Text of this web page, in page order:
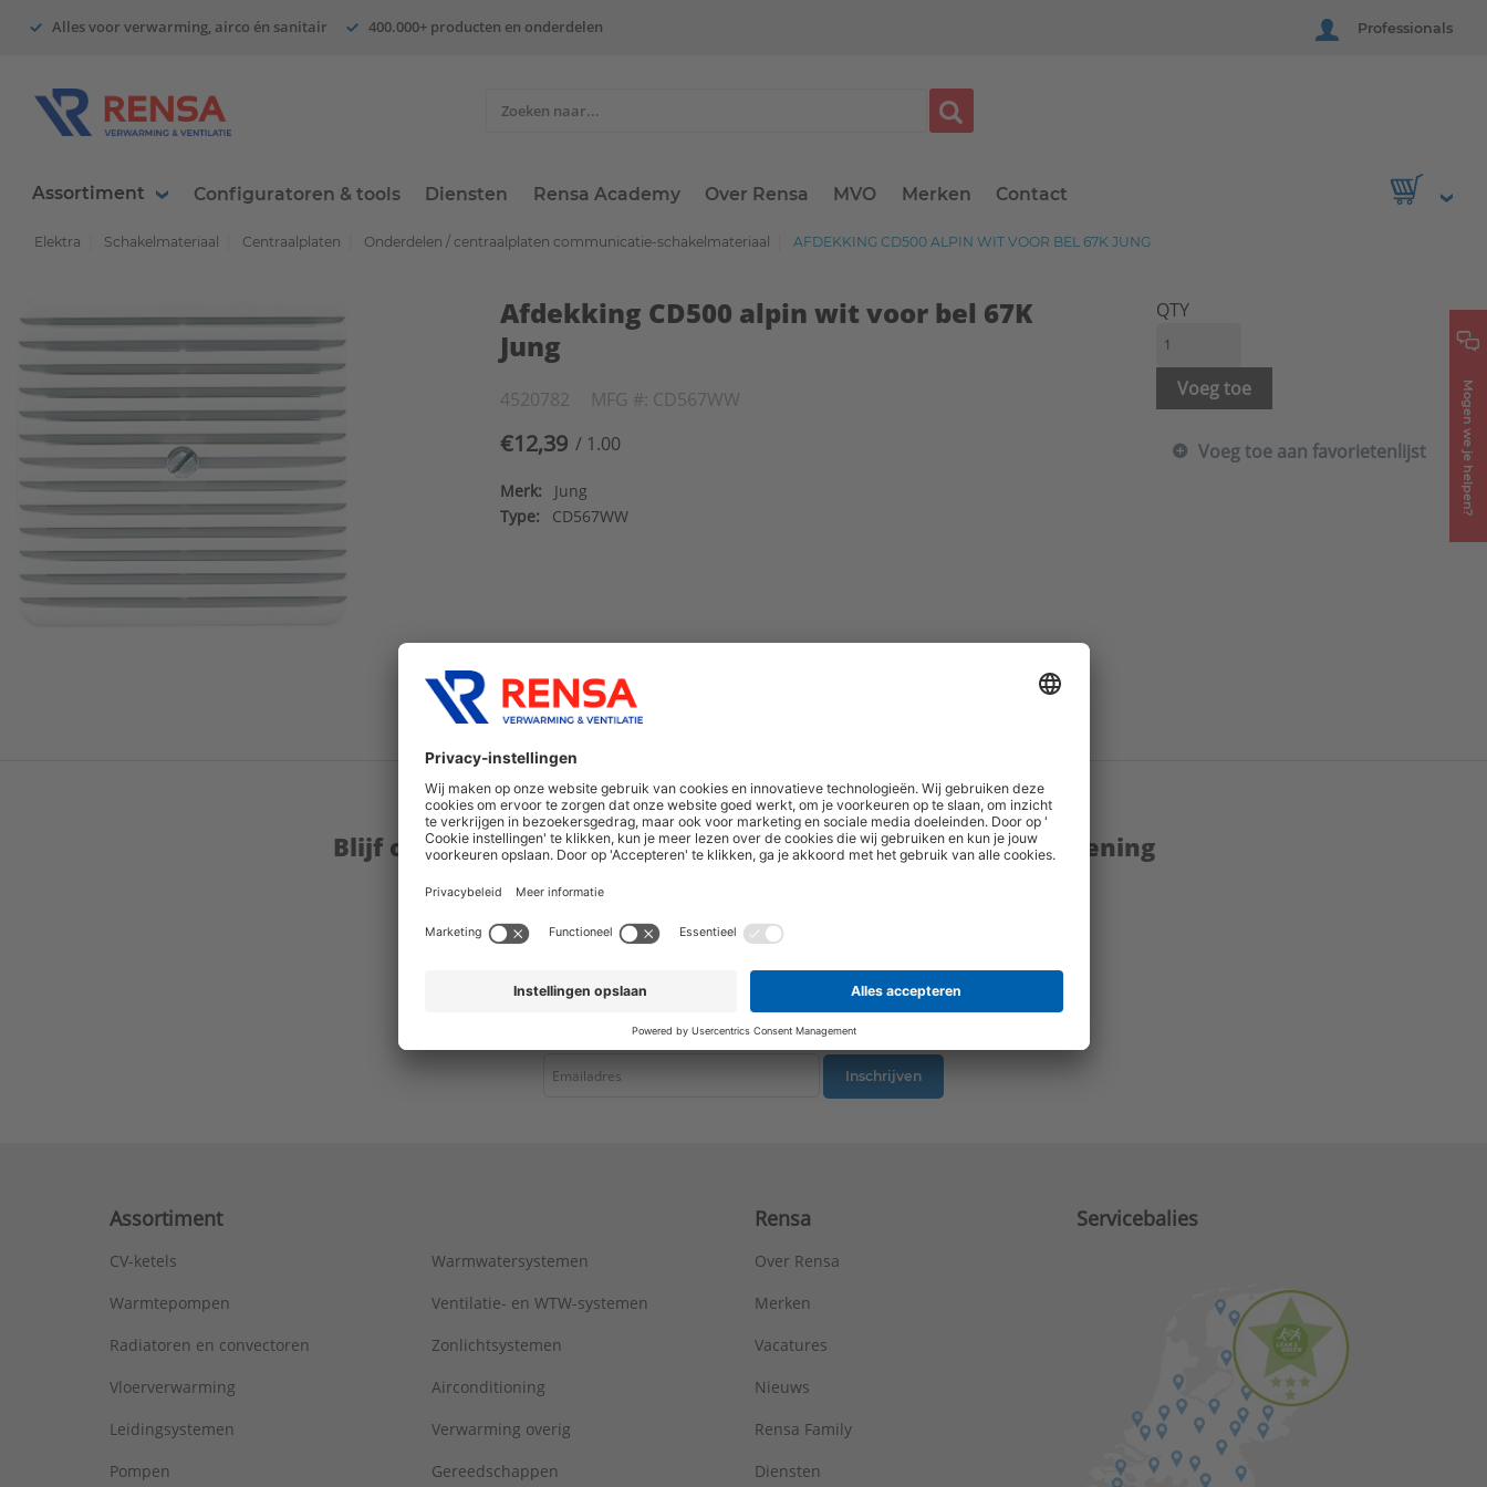
Alles voor verwarming, airco én sanitair 400.000+ producten en onderdelen Professionals
Assortiment Configuratoren & tools Diensten Rensa Academy Over Rensa MVO Merken Contact
Mogen we je helpen?
Elektra Schakelmateriaal Centraalplaten Onderdelen / centraalplaten communicatie-schakelmateriaal AFDEKKING CD500 ALPIN WIT VOOR BEL 67K JUNG
Afdekking CD500 alpin wit voor bel 67K
Jung
4520782 MFG #: CD567WW
€12,39 / 1.00
Merk:
Jung
Type:
CD567WW
QTY
Voeg toe
Voeg toe aan favorietenlijst
Blijf op de hoogte van nieuwe producten en onze dienstverlening
Inschrijven
Assortiment
CV-ketels
Warmtepompen
Radiatoren en convectoren
Vloerverwarming
Leidingsystemen
Pompen
Warmwatersystemen
Ventilatie- en WTW-systemen
Zonlichtsystemen
Airconditioning
Verwarming overig
Gereedschappen
Rensa
Over Rensa
Merken
Vacatures
Nieuws
Rensa Family
Diensten
Servicebalies